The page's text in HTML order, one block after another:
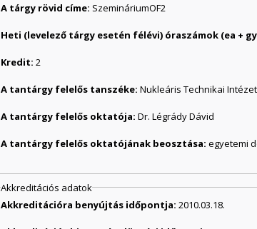
A tárgy rövid címe: SzemináriumOF2
Kredit:2
A tantárgy felelős tanszéke:Nukleáris Technikai Intézet
A tantárgy felelős oktatója:Dr. Légrády Dávid
A tantárgy felelős oktatójának beosztása:egyetemi
Akkreditációs adatok
Akkreditációra benyújtás időpontja:2010.03.18.